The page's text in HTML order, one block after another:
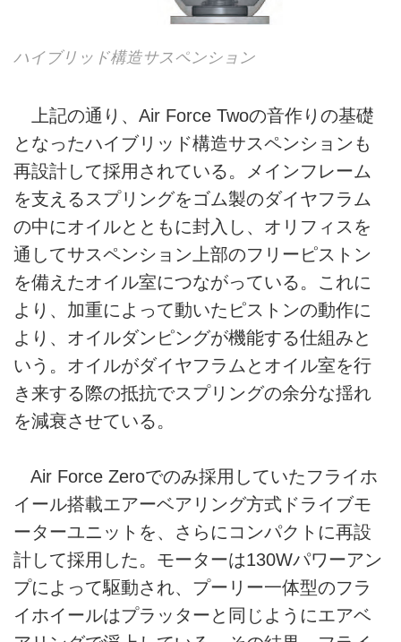
ハイブリッド構造サスペンション
上記の通り、Air Force Twoの音作りの基礎
となったハイブリッド構造サスペンションも
再設計して採用されている。メインフレーム
を支えるスプリングをゴム製のダイヤフラム
の中にオイルとともに封入し、オリフィスを
通してサスペンション上部のフリーピストン
を備えたオイル室につながっている。これに
より、加重によって動いたピストンの動作に
より、オイルダンピングが機能する仕組みと
いう。オイルがダイヤフラムとオイル室を行
き来する際の抵抗でスプリングの余分な揺れ
を減衰させている。
Air Force Zeroでのみ採用していたフライホ
イール搭載エアーベアリング方式ドライブモ
ーターユニットを、さらにコンパクトに再設
計して採用した。モーターは130Wパワーアン
プによって駆動され、プーリー一体型のフラ
イホイールはプラッターと同じようにエアベ